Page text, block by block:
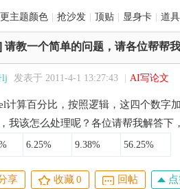
主题颜色 抢沙发 顶贴 显身卡 道
请教一个简单的问题，请各位帮帮
lj 发表于 2011-4-1 13:27:43 AI写论文
计算百分比，按照逻辑，这四个数字
我该怎么处理呢？各位请帮我解答下
6.25% 9.38% 56.25%
享 收藏0 回帖